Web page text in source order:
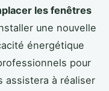
les fenêtres
une nouvelle
énergétique
pour
assistera à réaliser